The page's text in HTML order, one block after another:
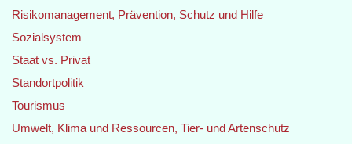
Risikomanagement, Prävention, Schutz und Hilfe
Sozialsystem
Staat vs. Privat
Standortpolitik
Tourismus
Umwelt, Klima und Ressourcen, Tier- und Artenschutz